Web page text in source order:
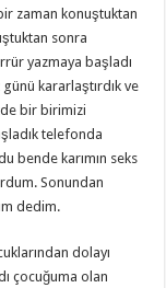
zaman konuştuktan
sonra
yazmaya başladı
kararlaştırdık ve
bir birimizi
telefonda
bende karımın seks
Sonundan
dedim.
dolayı
çocuğuma olan